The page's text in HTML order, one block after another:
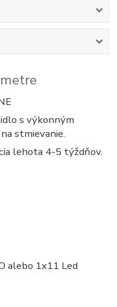
s výkonným
stmievanie.
lehota 4-5 týždňov.
alebo 1x11 Led